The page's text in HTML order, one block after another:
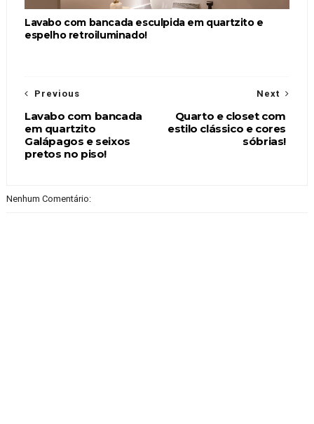
Lavabo com bancada esculpida em quartzito e
espelho retroiluminado!
Next
Quarto e closet com
estilo clássico e cores
sóbrias!
Previous
Lavabo com bancada
em quartzito
Galápagos e seixos
pretos no piso!
Nenhum Comentário: